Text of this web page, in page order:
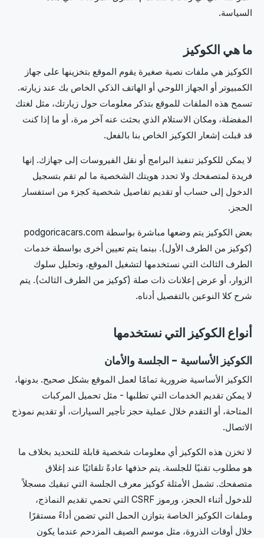
السياسة.
ما هي الكوكيز
الكوكيز هي ملفات نصية صغيرة يقوم الموقع بتخزينها على جهاز
الكمبيوتر أو الجهاز اللوحي أو الهاتف الذكي الخاص بك عند زيارته.
تسمح هذه الملفات للموقع بتذكر معلومات حول زيارتك، مثل لغتك
المفضلة، ومكان الاستلام الذي بحثت عنه آخر مرة، أو ما إذا كنت
قد قبلت إشعار الكوكيز الخاص بنا بالفعل.
لا يمكن للكوكيز تنفيذ البرامج أو نقل الفيروسات إلى جهازك. إنها
فريدة لمتصفحك ولا تحدد هويتك الشخصية ما لم تقم بتسجيل
الدخول إلى حساب أو تقديم تفاصيل شخصية كجزء من استفسار
الحجز.
بعض الكوكيز يتم وضعها مباشرة بواسطة podgoricacars.com
(كوكيز من الطرف الأول). بينما يتم تعيين أخرى بواسطة خدمات
الطرف الثالث التي نستخدمها لتشغيل الموقع، وتحليل سلوك
الزوار، أو عرض إعلانات ذات صلة (كوكيز من الطرف الثالث). يتم
شرح كلا النوعين بالتفصيل أدناه.
أنواع الكوكيز التي نستخدمها
الكوكيز الأساسية - الجلسة والأمان
الكوكيز الأساسية ضرورية تمامًا لعمل الموقع بشكل صحيح. بدونها،
لا يمكن تقديم الخدمات التي تطلبها - مثل تحميل المركبات
المتاحة، أو التقدم خلال عملية حجز تأجير السيارات، أو تقديم نموذج
الاتصال.
لا تخزن هذه الكوكيز أي معلومات شخصية قابلة للتحديد بخلاف ما
هو مطلوب تقنيًا للجلسة. يتم حذفها عادةً تلقائيًا عند إغلاق
متصفحك. تشمل الأمثلة كوكيز معرف الجلسة التي تبقيك مسجلاً
للدخول أثناء الحجز، ورموز CSRF التي تحمي تقديم النماذج،
وملفات الكوكيز الخاصة بتوازن الحمل التي تضمن أداءً مستقرًا
خلال أوقات الذروة، مثل موسم الصيف المزدحم عندما يكون